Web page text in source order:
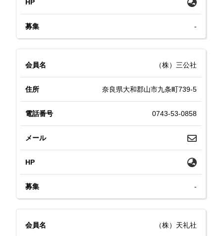
-
（株）三公社
奈良県大和郡山市九条町739-5
0743-53-0858
-
（株）天礼社